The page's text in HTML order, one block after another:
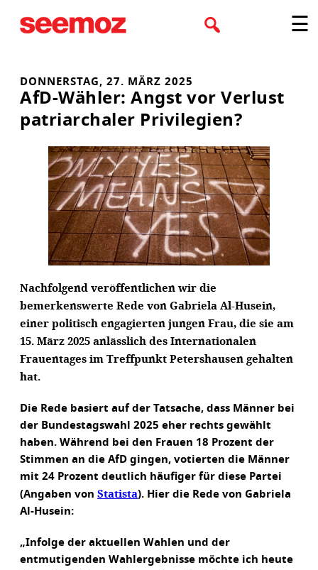
Inhalt
☰
DONNERSTAG, 27. MÄRZ 2025
AfD-Wähler: Angst vor Verlust
patriarchaler Privilegien?
Nachfolgend veröffentlichen wir die
bemerkenswerte Rede von Gabriela Al-Husein,
einer politisch engagierten jungen Frau, die sie am
15. März 2025 anlässlich des Internationalen
Frauentages im Treffpunkt Petershausen gehalten
hat.
Die Rede basiert auf der Tatsache, dass Männer bei
der Bundestagswahl 2025 eher rechts gewählt
haben. Während bei den Frauen 18 Prozent der
Stimmen an die AfD gingen, votierten die Männer
mit 24 Prozent deutlich häufiger für diese Partei
(Angaben von Statista). Hier die Rede von Gabriela
Al-Husein:
„Infolge der aktuellen Wahlen und der
entmutigenden Wahlergebnisse möchte ich heute